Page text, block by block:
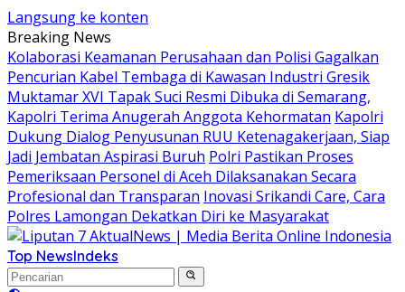
Langsung ke konten
Breaking News
Kolaborasi Keamanan Perusahaan dan Polisi Gagalkan
Pencurian Kabel Tembaga di Kawasan Industri Gresik
Muktamar XVI Tapak Suci Resmi Dibuka di Semarang,
Kapolri Terima Anugerah Anggota Kehormatan Kapolri
Dukung Dialog Penyusunan RUU Ketenagakerjaan, Siap
Jadi Jembatan Aspirasi Buruh Polri Pastikan Proses
Pemeriksaan Personel di Aceh Dilaksanakan Secara
Profesional dan Transparan Inovasi Srikandi Care, Cara
Polres Lamongan Dekatkan Diri ke Masyarakat
Top NewsIndeks